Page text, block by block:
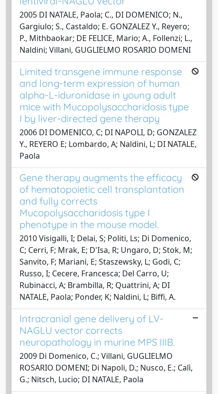
2005 DI NATALE, Paola; C., DI DOMENICO; N.,
Gargiulo; S., Castaldo; E. GONZALEZ Y., Reyero;
P., Mithbaokar; DE FELICE, Mario; A., Follenzi; L.,
Naldini; Villani, GUGLIELMO ROSARIO DOMENI
Limited transgene immune response
and long-term expression of human
alpha-L-iduronidase in young adult
mice with Mucopolysaccharidosis type
I by liver-directed gene therapy
2006 DI DOMENICO, C; DI NAPOLI, D; GONZALEZ
Y., REYERO E; Lombardo, A; Naldini, L; DI NATALE,
Paola
Gene therapy augments the efficacy
of hematopoietic cell transplantation
and fully corrects
Mucopolysaccharidosis type I
phenotype in the mouse model.
2010 Visigalli, I; Delai, S; Politi, Ls; Di Domenico,
C; Cerri, F; Mrak, E; D'Isa, R; Ungaro, D; Stok, M;
Sanvito, F; Mariani, E; Staszewsky, L; Godi, C;
Russo, I; Cecere, Francesca; Del Carro, U;
Rubinacci, A; Brambilla, R; Quattrini, A; DI
NATALE, Paola; Ponder, K; Naldini, L; Biffi, A.
Intracranial gene delivery of LV-
NAGLU vector corrects
neuropathology in murine MPS IIIB.
2009 Di Domenico, C.; Villani, GUGLIELMO
ROSARIO DOMENI; Di Napoli, D.; Nusco, E.; Calì,
G.; Nitsch, Lucio; DI NATALE, Paola